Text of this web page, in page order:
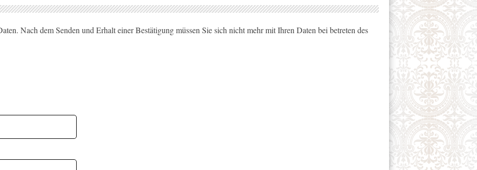
Nach dem Senden und Erhalt einer Bestätigung müssen Sie sich nicht mehr mit Ihren Daten bei betreten des